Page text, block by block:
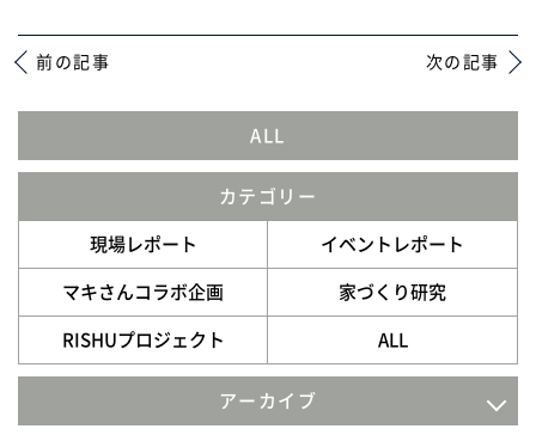
前の記事 次の記事
ALL
カテゴリー
現場レポート
イベントレポート
マキさんコラボ企画
家づくり研究
RISHUプロジェクト
ALL
アーカイブ